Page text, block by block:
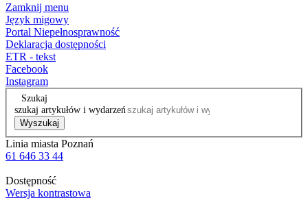
Zamknij menu
Język migowy
Portal Niepełnosprawność
Deklaracja dostępności
ETR - tekst
Facebook
Instagram
Szukaj
szukaj artykułów i wydarzeń
Wyszukaj
Linia miasta Poznań
61 646 33 44
Dostępność
Wersja kontrastowa